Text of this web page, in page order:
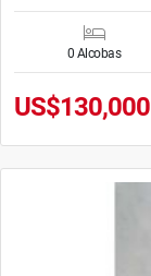
0 Alcobas
US$130,000